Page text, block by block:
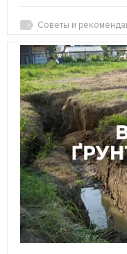
Советы и